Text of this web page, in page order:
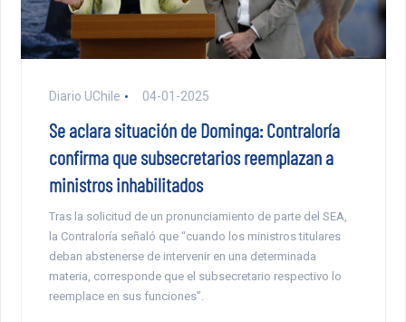
Diario UChile 04-01-2025
Se aclara situación de Dominga: Contraloría
confirma que subsecretarios reemplazan a
ministros inhabilitados
Tras la solicitud de un pronunciamiento de parte del SEA,
la Contraloría señaló que “cuando los ministros titulares
deban abstenerse de intervenir en una determinada
materia, corresponde que el subsecretario respectivo lo
reemplace en sus funciones”.